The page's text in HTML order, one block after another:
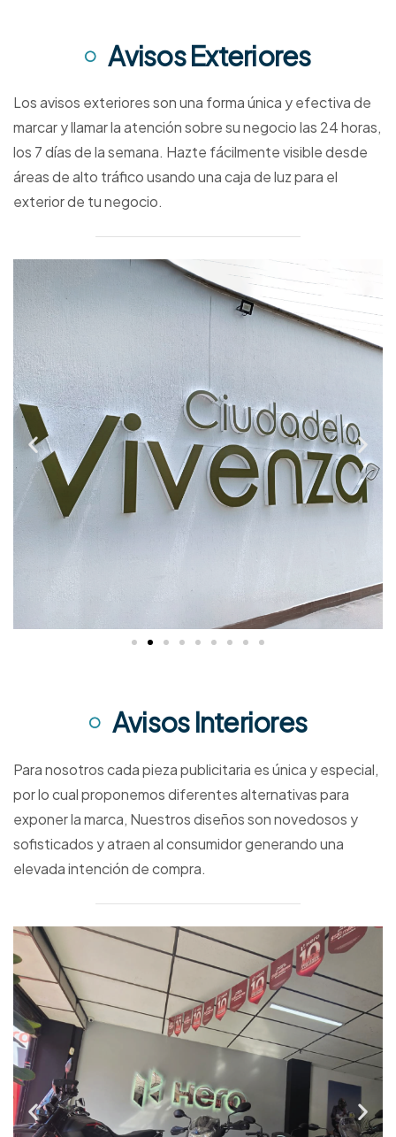
Avisos Exteriores
Los avisos exteriores son una forma única y efectiva de
marcar y llamar la atención sobre su negocio las 24 horas,
los 7 días de la semana. Hazte fácilmente visible desde
áreas de alto tráfico usando una caja de luz para el
exterior de tu negocio.
Avisos Interiores
Para nosotros cada pieza publicitaria es única y especial,
por lo cual proponemos diferentes alternativas para
exponer la marca, Nuestros diseños son novedosos y
sofisticados y atraen al consumidor generando una
elevada intención de compra.